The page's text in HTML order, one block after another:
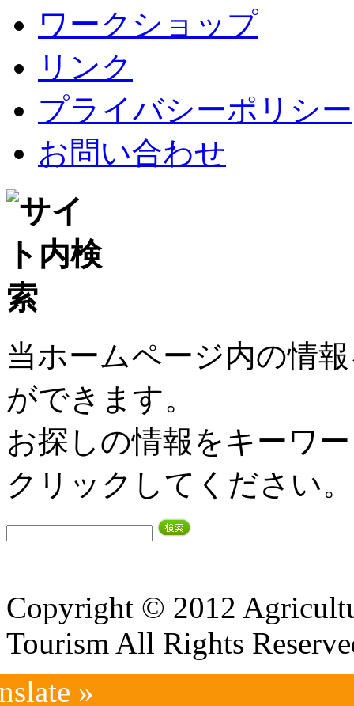
ワークショップ
リンク
プライバシーポリシー
お問い合わせ
当ホームページ内の情
ができます。
お探しの情報をキーワ
クリックしてください。
Copyright © 2012
Tourism All Rights
»